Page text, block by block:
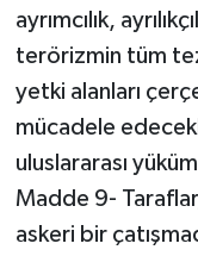
ayrımcılık,
terörizmin tüm
yetki alanları
mücadele
uluslararası
Madde 9-
askeri bir